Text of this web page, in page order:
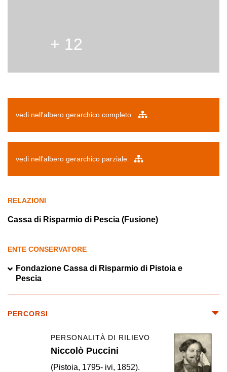
+ 12
vedi nell'albero gerarchico completo
vedi nell'albero gerarchico parziale
RELAZIONI
Cassa di Risparmio di Pescia (Fusione)
ENTE CONSERVATORE
Fondazione Cassa di Risparmio di Pistoia e
Pescia
PERCORSI
PERSONALITÀ DI RILIEVO
Niccolò Puccini
(Pistoia, 1795- ivi, 1852).